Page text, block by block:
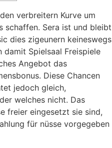
verbreitern Kurve um
schaffen. Sera ist und bleibt
dies zigeunern keineswegs
damit Spielsaal Freispiele
Angebot das
Diese Chancen
jedoch gleich,
welches nicht. Das
freier eingesetzt sie sind,
für nüsse vorgegeben